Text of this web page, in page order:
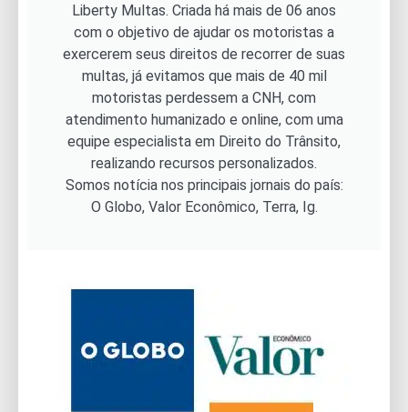
Liberty Multas. Criada há mais de 06 anos
com o objetivo de ajudar os motoristas a
exercerem seus direitos de recorrer de suas
multas, já evitamos que mais de 40 mil
motoristas perdessem a CNH, com
atendimento humanizado e online, com uma
equipe especialista em Direito do Trânsito,
realizando recursos personalizados.
Somos notícia nos principais jornais do país:
O Globo, Valor Econômico, Terra, Ig.